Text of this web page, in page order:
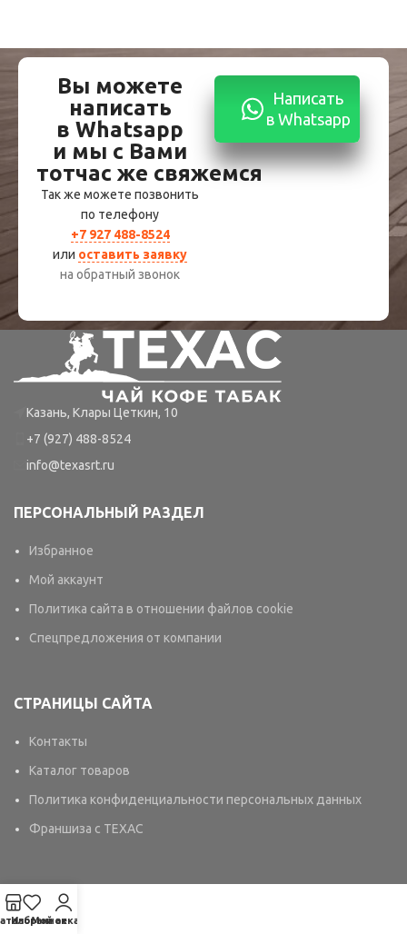
Вы можете
написать
в Whatsapp
и мы с Вами
тотчас же свяжемся
Так же можете позвонить
по телефону
+7 927 488-8524
или оставить заявку
на обратный звонок
Написать
в Whatsapp
Казань, Клары Цеткин, 10
+7 (927) 488-8524
info@texasrt.ru
ПЕРСОНАЛЬНЫЙ РАЗДЕЛ
Избранное
Мой аккаунт
Политика сайта в отношении файлов cookie
Спецпредложения от компании
СТРАНИЦЫ САЙТА
Контакты
Каталог товаров
Политика конфиденциальности персональных данных
Франшиза с TEXAC
Избранное
Мой аккаунт